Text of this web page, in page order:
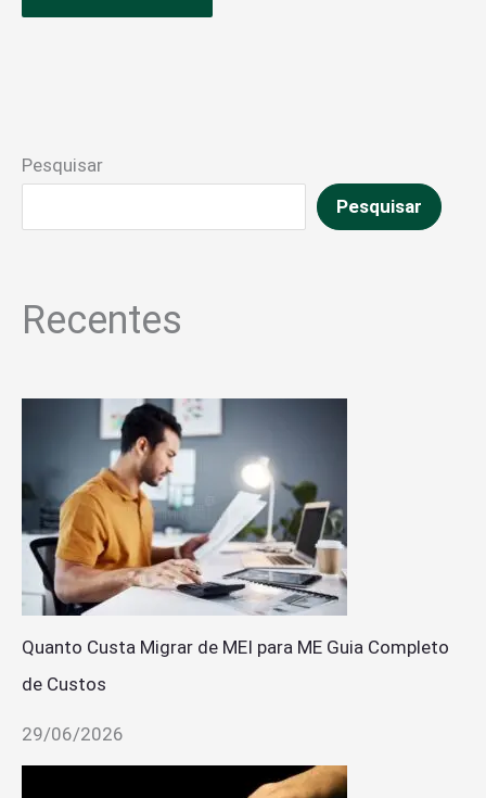
Pesquisar
Pesquisar
Recentes
Quanto Custa Migrar de MEI para ME Guia Completo
de Custos
29/06/2026